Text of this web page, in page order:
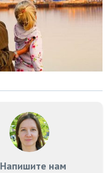
Напишите нам